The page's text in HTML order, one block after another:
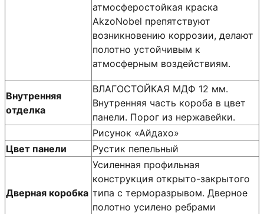
атмосферостойкая краска
AkzoNobel препятствуют
возникновению коррозии, делают
полотно устойчивым к
атмосферным воздействиям.
Внутренняя
отделка
ВЛАГОСТОЙКАЯ МДФ 12 мм.
Внутренняя часть короба в цвет
панели. Порог из нержавейки.
Рисунок «Айдахо»
Цвет панели
Рустик пепельный
Дверная коробка
Усиленная профильная
конструкция открыто-закрытого
типа с терморазрывом. Дверное
полотно усилено ребрами